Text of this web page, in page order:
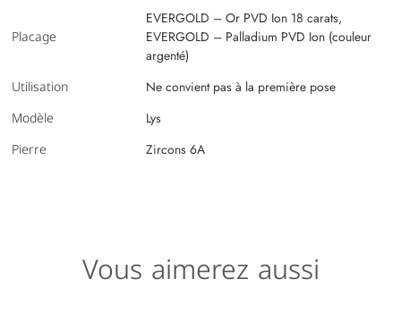
Placage
EVERGOLD – Or PVD Ion 18 carats,
EVERGOLD – Palladium PVD Ion (couleur
argenté)
Utilisation Ne convient pas à la première pose
Modèle Lys
Pierre Zircons 6A
Vous aimerez aussi